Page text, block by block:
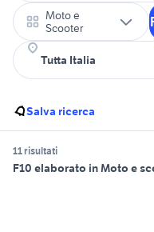
Moto e
Scooter
Salva ricerca
11 risultati
F10 elaborato in Moto e